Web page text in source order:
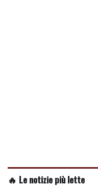
🔥 Le notizie più lette